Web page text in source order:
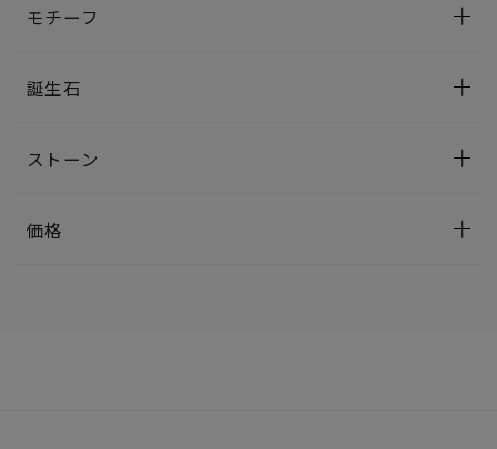
モチーフ
誕生石
ストーン
価格